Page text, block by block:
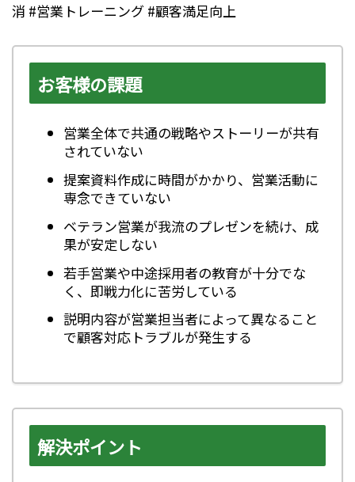
消 #営業トレーニング #顧客満足向上
お客様の課題
営業全体で共通の戦略やストーリーが共有
されていない
提案資料作成に時間がかかり、営業活動に
専念できていない
ベテラン営業が我流のプレゼンを続け、成
果が安定しない
若手営業や中途採用者の教育が十分でな
く、即戦力化に苦労している
説明内容が営業担当者によって異なること
で顧客対応トラブルが発生する
解決ポイント